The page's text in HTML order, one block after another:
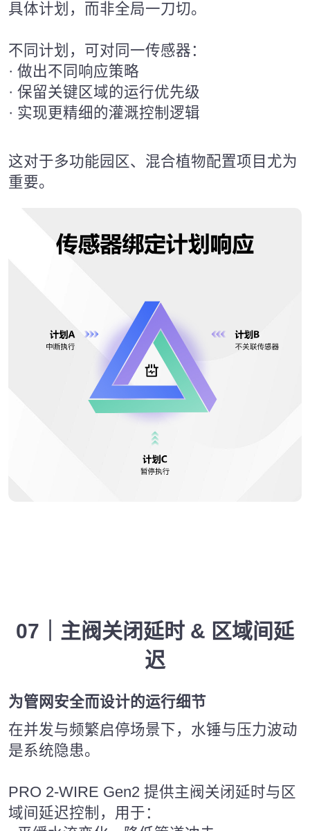
具体计划，而非全局一刀切。
不同计划，可对同一传感器：
· 做出不同响应策略
· 保留关键区域的运行优先级
· 实现更精细的灌溉控制逻辑
这对于多功能园区、混合植物配置项目尤为
重要。
07｜主阀关闭延时 & 区域间延
迟
为管网安全而设计的运行细节
在并发与频繁启停场景下，水锤与压力波动
是系统隐患。
PRO 2-WIRE Gen2 提供主阀关闭延时与区
域间延迟控制，用于：